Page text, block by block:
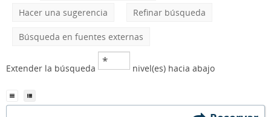
Hacer una sugerencia
Refinar búsqueda
Búsqueda en fuentes externas
Extender la búsqueda nivel(es) hacia abajo